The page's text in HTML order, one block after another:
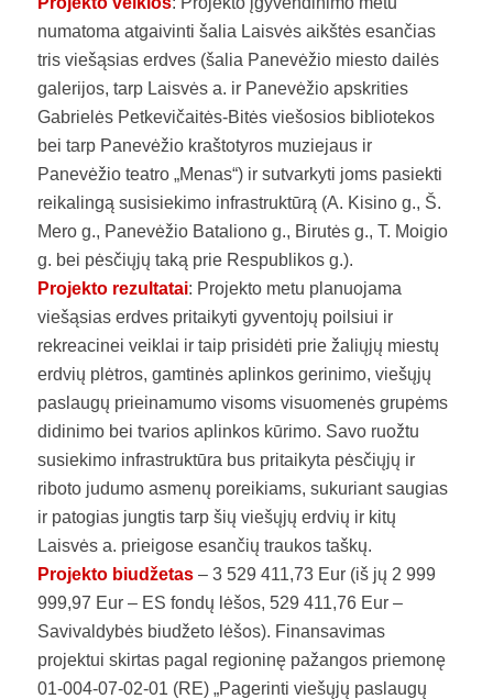
numatoma atgaivinti šalia Laisvės aikštės esančias
tris viešąsias erdves (šalia Panevėžio miesto dailės
galerijos, tarp Laisvės a. ir Panevėžio apskrities
Gabrielės Petkevičaitės-Bitės viešosios bibliotekos
bei tarp Panevėžio kraštotyros muziejaus ir
Panevėžio teatro „Menas“) ir sutvarkyti joms pasiekti
reikalingą susisiekimo infrastruktūrą (A. Kisino g., Š.
Mero g., Panevėžio Bataliono g., Birutės g., T. Moigio
g. bei pėsčiųjų taką prie Respublikos g.).
Projekto rezultatai: Projekto metu planuojama
viešąsias erdves pritaikyti gyventojų poilsiui ir
rekreacinei veiklai ir taip prisidėti prie žaliųjų miestų
erdvių plėtros, gamtinės aplinkos gerinimo, viešųjų
paslaugų prieinamumo visoms visuomenės grupėms
didinimo bei tvarios aplinkos kūrimo. Savo ruožtu
susiekimo infrastruktūra bus pritaikyta pėsčiųjų ir
riboto judumo asmenų poreikiams, sukuriant saugias
ir patogias jungtis tarp šių viešųjų erdvių ir kitų
Laisvės a. prieigose esančių traukos taškų.
Projekto biudžetas – 3 529 411,73 Eur (iš jų 2 999
999,97 Eur – ES fondų lėšos, 529 411,76 Eur –
Savivaldybės biudžeto lėšos). Finansavimas
projektui skirtas pagal regioninę pažangos priemonę
01-004-07-02-01 (RE) „Pagerinti viešųjų paslaugų